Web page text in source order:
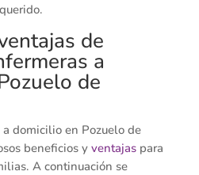
de
a
de
domicilio en Pozuelo de
beneficios y ventajaspara
A continuación se